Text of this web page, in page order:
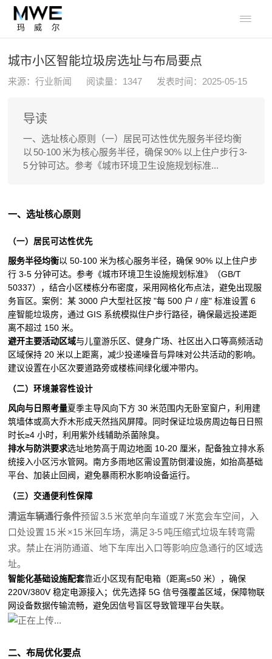

城市小区智能垃圾房选址与布局要点
来源：行业新闻 阅读量： 1347 发表时间：2025-05-15
导读
一、选址核心原则（一）居民可达性优先服务半径均衡
以 50-100 米为核心服务半径，确保 90% 以上住户步行 3-
5 分钟可达。参考《城市环境卫生设施规划标准...
一、选址核心原则
（一）居民可达性优先
服务半径均衡以 50-100 米为核心服务半径，确保 90% 以上住户步
行 3-5 分钟可达。参考《城市环境卫生设施规划标准》（GB/T
50337），结合小区楼栋分布密度，采用网格化布点法，避免出现服
务盲区。 案例：某 3000 户大型社区按 "每 500 户 / 座" 标准设置 6
座智能垃圾房，通过 GIS 系统模拟住户步行路径，确保最远投递距
离不超过 150 米。
避开主要活动区域与儿童游乐区、健身广场、社区出入口等高频活动
区域保持 20 米以上距离，减少投递噪音与异味对公共活动的影响。
建议设置在小区次要道路旁或楼栋间绿化缓冲带内。
（二）环境兼容性设计
风向与日照考量夏季主导风向下方 30 米范围内无卧室窗户，利用建
筑墙体或高大乔木形成天然挡风屏障。同时保证垃圾房周边每日日照
时长≥4 小时，利用紫外线辅助杀菌除臭。
排水与防洪要求选址地势高于周边地面 10-20 厘米，配备独立排水系
统接入小区污水管网。南方多雨地区需设置防倒灌设施，如抬高基础
平台、加装止回阀，避免暴雨积水影响设备运行。
（三）交通便利性保障
清运车辆通行条件预留 3.5 米宽单向车道或 7 米宽会车空间，入
口处设置 15 米 ×15 米回车场，满足 3-5 吨压缩式垃圾车转弯需
求。禁止在消防通道、地下车库出入口等影响应急通行的区域选
址。
智能化基础设施配套靠近小区现有配电箱（距离≤50 米），确保
220V/380V 稳定电源接入；优先选择 5G 信号强覆盖区域，保障物联
网设备数据传输流畅，避免因信号盲区导致管理平台失联。
二、布局优化要点